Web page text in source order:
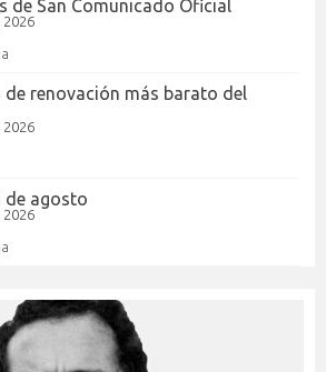
de San Comunicado Oficial
2026
de renovación más barato del
2026
de agosto